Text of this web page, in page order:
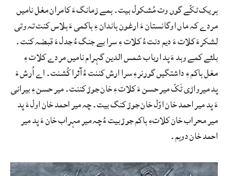
ہر یک ٹکّے گوں وت مُشکول بیت۔ ہمے زمانگ ءَ کامران مغل نامیں
مردے کہ ماں اوگانستان ءَ ارغون ہاندان ءِ ہاکمی ءَ ہلاس کنت تہ وتی
لشکرءَ کلات ءَ دیم دنت ءُ کلات ءِ سرا بے جنگ ءُ جدل ءَ قبضہ کنت۔
بلئے کمے وہد ءَ پد ارباب شمس الدین گہرام نامیں مردے کلات ءِ
مغل ہاکم ءِ داشتگیں گورنرءِ سرا ارش کننت ءُ آئرا کُشنت۔ اے اُرش ءَ
پد میرواڑی ٹَکّ میر حسن ءَ کلات ءِ خان جوڑ کننت۔ میر حسن ءِ بیرانی
ءَ پد میر احمد خان اوّل خان جوڑ کنگ بیت۔ چہ میر احمد خان اول ءَ پد
میر محراب خان کلاتءِ ہاکم جوڑ بیت ءُ چہ میر مہراب خان ءَ پد میر
احمد خان دوہم۔